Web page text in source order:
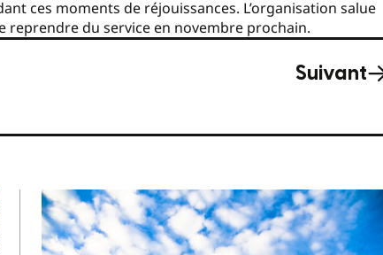
ces moments de réjouissances. L’organisation salue
du service en novembre prochain.
Suivant